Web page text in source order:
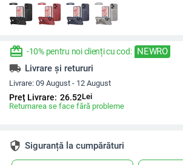
redeem -10% pentru noi clienți cu cod: NEWRO
local_shipping Livrare și retururi
Livrare: 09 August - 12 August
Preț Livrare: 26.52Lei
Returnarea se face fără probleme
security Siguranță la cumpărături